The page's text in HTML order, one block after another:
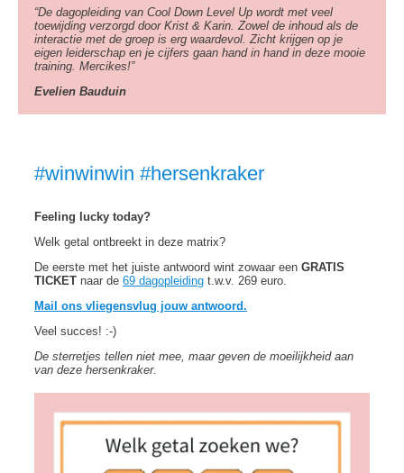
“De dagopleiding van Cool Down Level Up wordt met veel
toewijding verzorgd door Krist & Karin. Zowel de inhoud als de
interactie met de groep is erg waardevol. Zicht krijgen op je
eigen leiderschap en je cijfers gaan hand in hand in deze mooie
training. Mercikes!”
Evelien Bauduin
#winwinwin #hersenkraker
Feeling lucky today?
Welk getal ontbreekt in deze matrix?
De eerste met het juiste antwoord wint zowaar een GRATIS
TICKET naar de 69 dagopleiding t.w.v. 269 euro.
Mail ons vliegensvlug jouw antwoord.
Veel succes! :-)
De sterretjes tellen niet mee, maar geven de moeilijkheid aan
van deze hersenkraker.